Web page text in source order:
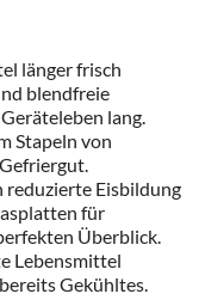
länger frisch
blendfreie
lang.
Stapeln von
reduzierte Eisbildung
für
Überblick.
Lebensmittel
Gekühltes.